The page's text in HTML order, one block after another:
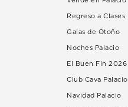
Regreso a Clases
Galas de Otoño
Noches Palacio
El Buen Fin 2026
Club Cava Palacio
Navidad Palacio